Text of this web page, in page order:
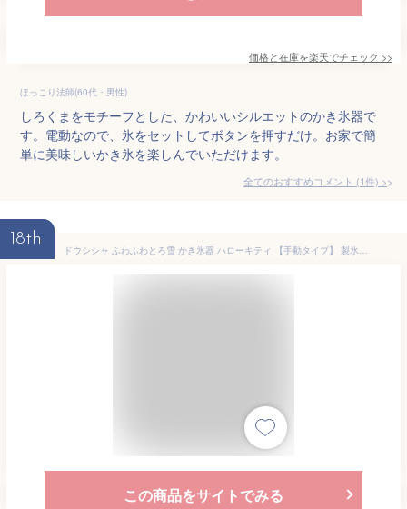
価格と在庫を楽天でチェック >>
ほっこり法師(60代・男性)
しろくまをモチーフとした、かわいいシルエットのかき氷器で
す。電動なので、氷をセットしてボタンを押すだけ。お家で簡
単に美味しいかき氷を楽しんでいただけます。
全てのおすすめコメント (1件) >
18th
ドウシシャ ふわふわとろ雪 かき氷器 ハローキティ 【手動タイプ】 製氷カップ2個付き（Mサイズ） IS-TY-B5KT
この商品をサイトでみる